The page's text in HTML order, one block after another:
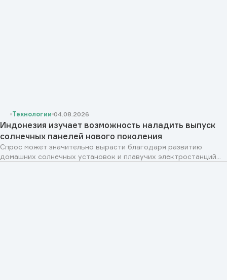
Технологии 04.08.2026
Индонезия изучает возможность наладить выпуск
солнечных панелей нового поколения
Спрос может значительно вырасти благодаря развитию
домашних солнечных установок и плавучих электростанций...